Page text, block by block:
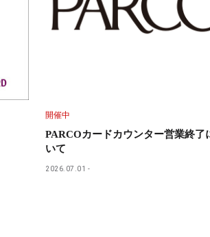
開催中
PARCOカードカウンター営業終了
いて
2026.07.01